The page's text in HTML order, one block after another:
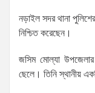
নড়াইল সদর থানা
নিশ্চিত করেছেন।
জসিম মোল্যা উপজেলার
ছেলে। তিনি স্থানীয়